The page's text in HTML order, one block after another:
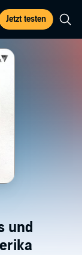
Jetzt testen
und